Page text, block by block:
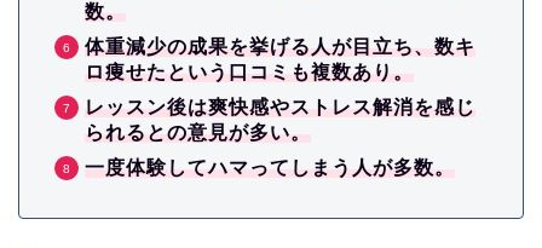
数。
体重減少の成果を挙げる人が目立ち、数キ
ロ痩せたという口コミも複数あり。
レッスン後は爽快感やストレス解消を感じ
られるとの意見が多い。
一度体験してハマってしまう人が多数。